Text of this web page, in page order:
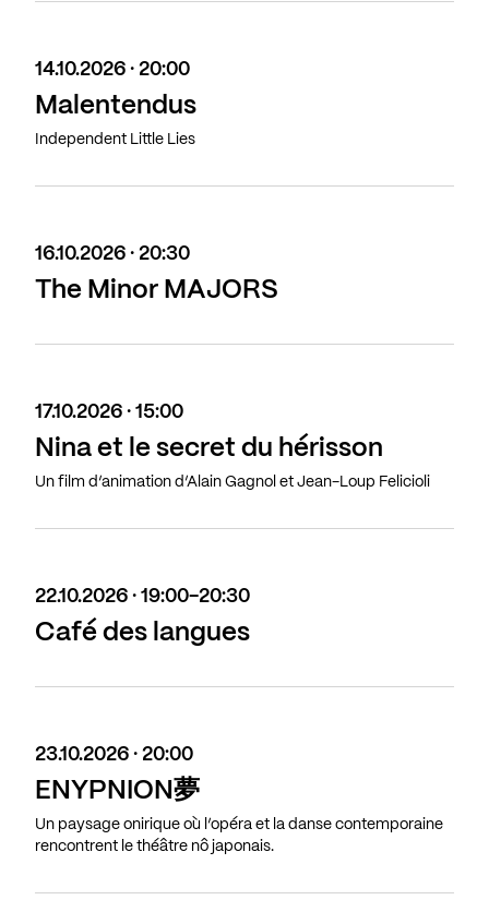
14.10.2026 · 20:00
Malentendus
Independent Little Lies
16.10.2026 · 20:30
The Minor MAJORS
17.10.2026 · 15:00
Nina et le secret du hérisson
Un film d’animation d’Alain Gagnol et Jean-Loup Felicioli
22.10.2026 · 19:00-20:30
Café des langues
23.10.2026 · 20:00
ENYPNION夢
Un paysage onirique où l’opéra et la danse contemporaine
rencontrent le théâtre nô japonais.